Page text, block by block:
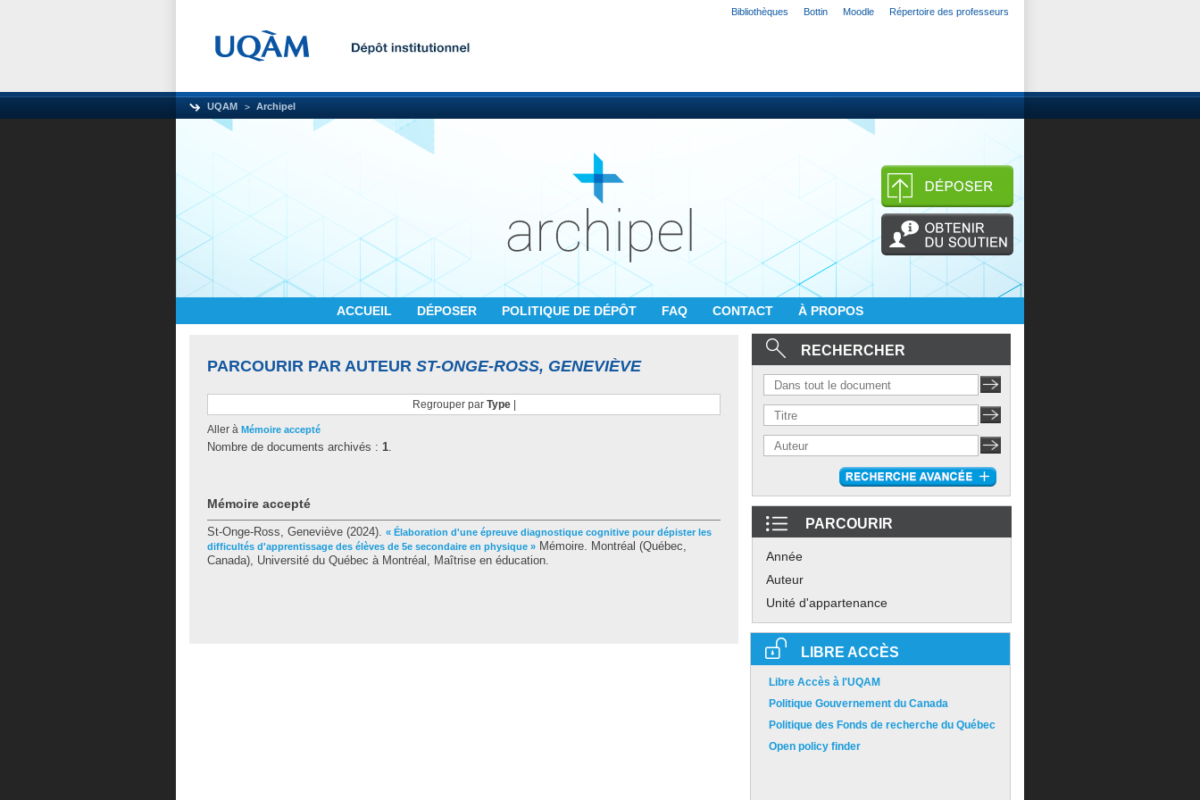
Bibliothèques Bottin Moodle Répertoire des professeurs
UQAM Archipel
ACCUEIL DÉPOSER POLITIQUE DE DÉPÔT FAQ CONTACT À PROPOS
PARCOURIR PAR AUTEUR ST-ONGE-ROSS, GENEVIÈVE
Regrouper par Type|
Aller à Mémoire accepté
Nombre de documents archivés : 1.
Mémoire accepté
St-Onge-Ross, Geneviève (2024). « Élaboration d'une épreuve diagnostique cognitive pour dépister les
difficultés d'apprentissage des élèves de 5e secondaire en physique » Mémoire. Montréal (Québec,
Canada), Université du Québec à Montréal, Maîtrise en éducation.
RECHERCHER
PARCOURIR
Année
Auteur
Unité d'appartenance
LIBRE ACCÈS
Libre Accès à l'UQAM
Politique Gouvernement du Canada
Politique des Fonds de recherche du Québec
Open policy finder